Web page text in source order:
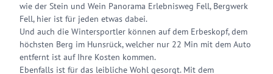
wie der Stein und Wein Panorama Erlebnisweg Fell, Bergwerk
Fell, hier ist für jeden etwas dabei.
Und auch die Wintersportler können auf dem Erbeskopf, dem
höchsten Berg im Hunsrück, welcher nur 22 Min mit dem Auto
entfernt ist auf Ihre Kosten kommen.
Ebenfalls ist für das leibliche Wohl gesorgt. Mit dem